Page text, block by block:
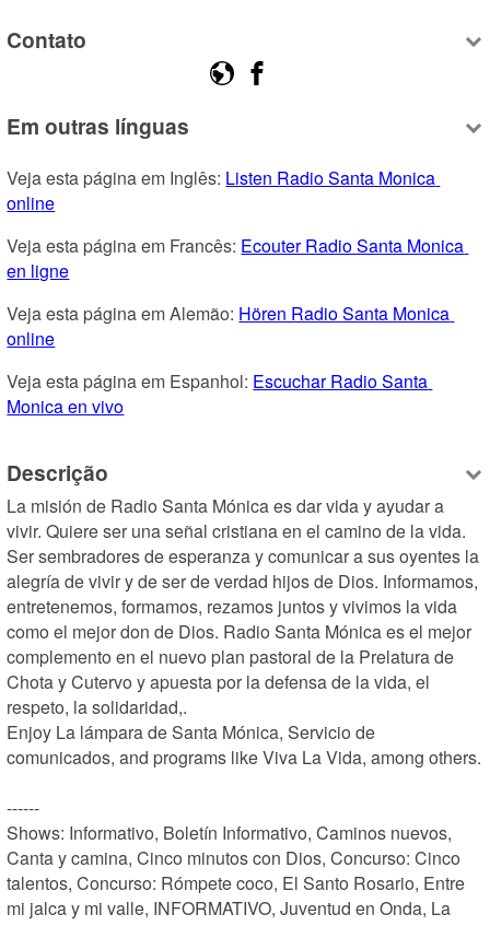
Contato
Em outras línguas
Veja esta página em Inglês: Listen Radio Santa Monica
online
Veja esta página em Francês: Ecouter Radio Santa Monica
en ligne
Veja esta página em Alemão: Hören Radio Santa Monica
online
Veja esta página em Espanhol: Escuchar Radio Santa
Monica en vivo
Descrição
La misión de Radio Santa Mónica es dar vida y ayudar a
vivir. Quiere ser una señal cristiana en el camino de la vida.
Ser sembradores de esperanza y comunicar a sus oyentes la
alegría de vivir y de ser de verdad hijos de Dios. Informamos,
entretenemos, formamos, rezamos juntos y vivimos la vida
como el mejor don de Dios. Radio Santa Mónica es el mejor
complemento en el nuevo plan pastoral de la Prelatura de
Chota y Cutervo y apuesta por la defensa de la vida, el
respeto, la solidaridad,.
Enjoy La lámpara de Santa Mónica, Servicio de
comunicados, and programs like Viva La Vida, among others.
------
Shows: Informativo, Boletín Informativo, Caminos nuevos,
Canta y camina, Cinco minutos con Dios, Concurso: Cinco
talentos, Concurso: Rómpete coco, El Santo Rosario, Entre
mi jalca y mi valle, INFORMATIVO, Juventud en Onda, La